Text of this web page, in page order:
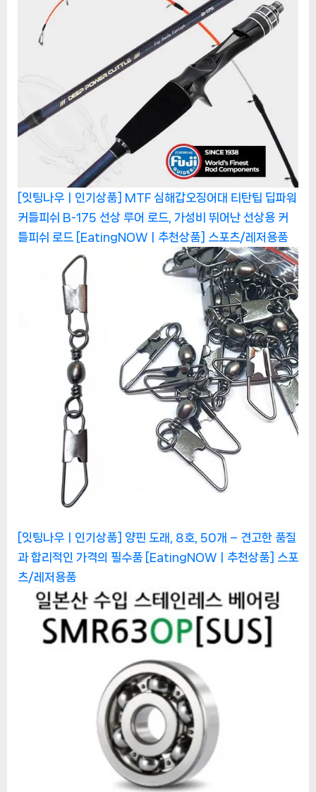
[잇팅나우ㅣ인기상품] MTF 심해갑오징어대 티탄팁 딥파워
커틀피쉬 B-175 선상 루어 로드, 가성비 뛰어난 선상용 커
틀피쉬 로드 [EatingNOWㅣ추천상품] 스포츠/레저용품
[잇팅나우ㅣ인기상품] 양핀 도래, 8호, 50개 – 견고한 품질
과 합리적인 가격의 필수품 [EatingNOWㅣ추천상품] 스포
츠/레저용품